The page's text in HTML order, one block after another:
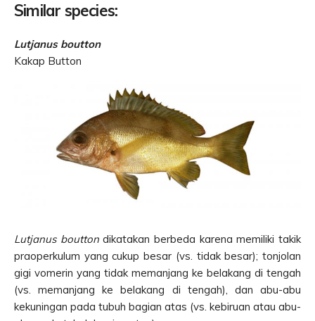
Similar species:
Lutjanus boutton
Kakap Button
Lutjanus bouttondikatakan berbeda karena memiliki takik
praoperkulum yang cukup besar (vs. tidak besar); tonjolan
gigi vomerin yang tidak memanjang ke belakang di tengah
(vs. memanjang ke belakang di tengah), dan abu-abu
kekuningan pada tubuh bagian atas (vs. kebiruan atau abu-